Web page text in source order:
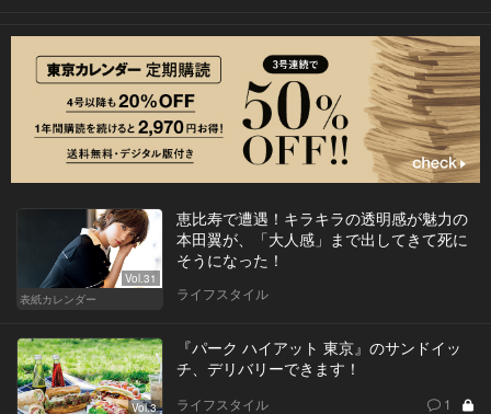
Vol.31
表紙カレンダー
恵比寿で遭遇！キラキラの透明感が魅力の
本田翼が、「大人感」まで出してきて死に
そうになった！
ライフスタイル
Vol.3
『パーク ハイアット 東京』のサンドイッ
チ、デリバリーできます！
ライフスタイル 1